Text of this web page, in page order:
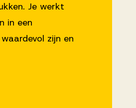
Je werkt
in een
zijn en